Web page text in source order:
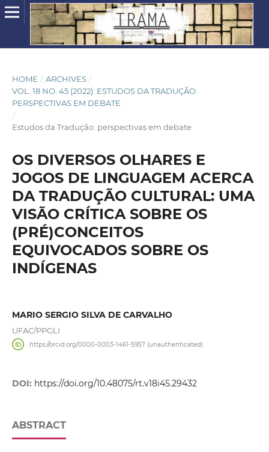
HOME / ARCHIVES /
VOL. 18 NO. 45 (2022): ESTUDOS DA TRADUÇÃO:
PERSPECTIVAS EM DEBATE
/
Estudos da Tradução: perspectivas em debate
OS DIVERSOS OLHARES E
JOGOS DE LINGUAGEM ACERCA
DA TRADUÇÃO CULTURAL: UMA
VISÃO CRÍTICA SOBRE OS
(PRÉ)CONCEITOS
EQUIVOCADOS SOBRE OS
INDÍGENAS
MARIO SERGIO SILVA DE CARVALHO
UFAC/PPGLI
https://orcid.org/0000-0003-1461-5957 (unauthenticated)
DOI: https://doi.org/10.48075/rt.v18i45.29432
ABSTRACT